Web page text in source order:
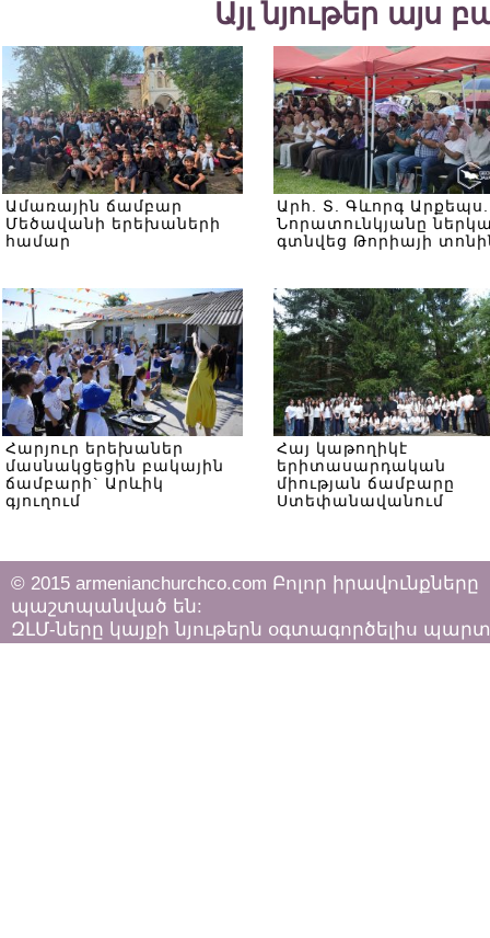
Այլ նյութեր այս
Ամառային ճամբար
Մեծավանի երեխաների
համար
Արհ. Տ. Գևորգ Արքեպս.
Նորատունկյանը
գտնվեց Թորիայի
Հարյուր երեխաներ
մասնակցեցին բակային
ճամբարի` Արևիկ
գյուղում
Հայ կաթողիկէ
երիտասարդական
միության ճամբարը
Ստեփանավանում
© 2015 armenianchurchco.com Բոլոր իրավունքները
պաշտպանված են:
ԶԼՄ-ները կայքի նյութերն օգտագործելիս